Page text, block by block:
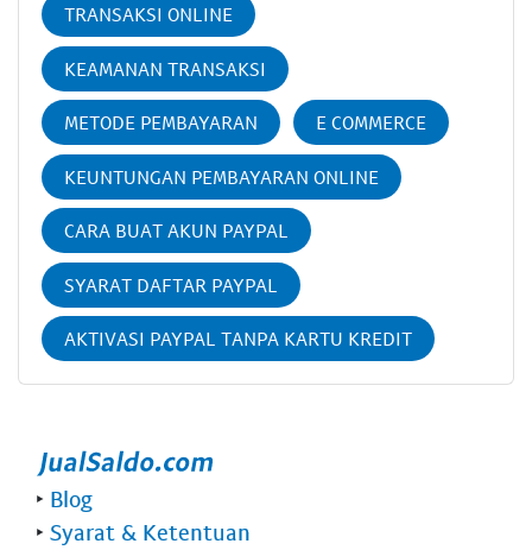
TRANSAKSI ONLINE
KEAMANAN TRANSAKSI
METODE PEMBAYARAN E COMMERCE
KEUNTUNGAN PEMBAYARAN ONLINE
CARA BUAT AKUN PAYPAL
SYARAT DAFTAR PAYPAL
AKTIVASI PAYPAL TANPA KARTU KREDIT
‣ Blog
‣ Syarat & Ketentuan